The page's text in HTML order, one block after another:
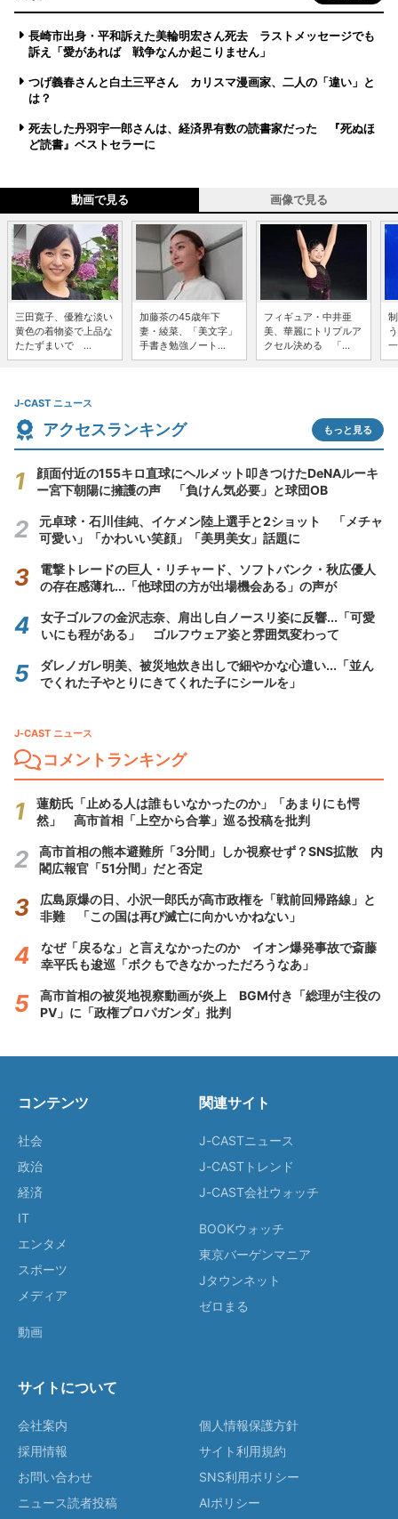
長崎市出身・平和訴えた美輪明宏さん死去 ラストメッセージでも
訴え「愛があれば 戦争なんか起こりません」
つげ義春さんと白土三平さん カリスマ漫画家、二人の「違い」と
は？
死去した丹羽宇一郎さんは、経済界有数の読書家だった 『死ぬほ
ど読書』ベストセラーに
動画で見る 画像で見る
三田寛子、優雅な淡い
黄色の着物姿で上品な
たたずまいで ...
加藤茶の45歳年下
妻・綾菜、「美文字」
手書き勉強ノート...
フィギュア・中井亜
美、華麗にトリプルア
クセル決める 「...
J-CAST ニュース
アクセスランキング もっと見る
顔面付近の155キロ直球にヘルメット叩きつけたDeNAルーキ
ー宮下朝陽に擁護の声 「負けん気必要」と球団OB
元卓球・石川佳純、イケメン陸上選手と2ショット 「メチャ
可愛い」「かわいい笑顔」「美男美女」話題に
電撃トレードの巨人・リチャード、ソフトバンク・秋広優人
の存在感薄れ...「他球団の方が出場機会ある」の声が
女子ゴルフの金沢志奈、肩出し白ノースリ姿に反響...「可愛
いにも程がある」 ゴルフウェア姿と雰囲気変わって
ダレノガレ明美、被災地炊き出しで細やかな心遣い...「並ん
でくれた子やとりにきてくれた子にシールを」
J-CAST ニュース
コメントランキング
蓮舫氏「止める人は誰もいなかったのか」「あまりにも愕
然」 高市首相「上空から合掌」巡る投稿を批判
高市首相の熊本避難所「3分間」しか視察せず？SNS拡散 内
閣広報官「51分間」だと否定
広島原爆の日、小沢一郎氏が高市政権を「戦前回帰路線」と
非難 「この国は再び滅亡に向かいかねない」
なぜ「戻るな」と言えなかったのか イオン爆発事故で斎藤
幸平氏も逡巡「ボクもできなかっただろうなあ」
高市首相の被災地視察動画が炎上 BGM付き「総理が主役の
PV」に「政権プロパガンダ」批判
コンテンツ
社会
政治
経済
IT
エンタメ
スポーツ
メディア
動画
関連サイト
J-CASTニュース
J-CASTトレンド
J-CAST会社ウォッチ
BOOKウォッチ
東京バーゲンマニア
Jタウンネット
ゼロまる
サイトについて
会社案内
採用情報
お問い合わせ
ニュース読者投稿
個人情報保護方針
サイト利用規約
SNS利用ポリシー
AIポリシー